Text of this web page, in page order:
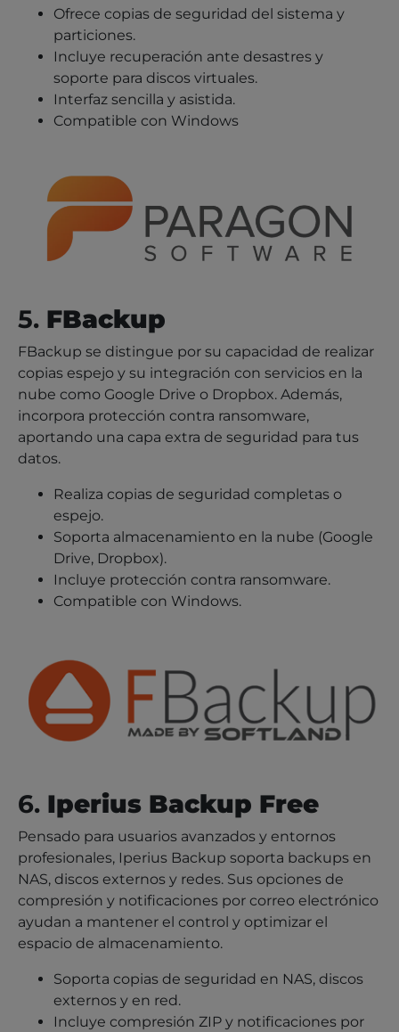
Ofrece copias de seguridad del sistema y
particiones.
Incluye recuperación ante desastres y
soporte para discos virtuales.
Interfaz sencilla y asistida.
Compatible con Windows
5. FBackup
FBackup se distingue por su capacidad de realizar
copias espejo y su integración con servicios en la
nube como Google Drive o Dropbox. Además,
incorpora protección contra ransomware,
aportando una capa extra de seguridad para tus
datos.
Realiza copias de seguridad completas o
espejo.
Soporta almacenamiento en la nube (Google
Drive, Dropbox).
Incluye protección contra ransomware.
Compatible con Windows.
6. Iperius Backup Free
Pensado para usuarios avanzados y entornos
profesionales, Iperius Backup soporta backups en
NAS, discos externos y redes. Sus opciones de
compresión y notificaciones por correo electrónico
ayudan a mantener el control y optimizar el
espacio de almacenamiento.
Soporta copias de seguridad en NAS, discos
externos y en red.
Incluye compresión ZIP y notificaciones por